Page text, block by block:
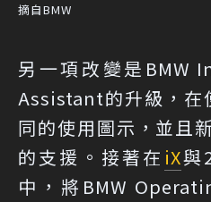
摘自BMW
另一項改變是BMW
Assistant的升級，在
同的使用圖示，並且
的支援。接著在 iX與
中，將BMW